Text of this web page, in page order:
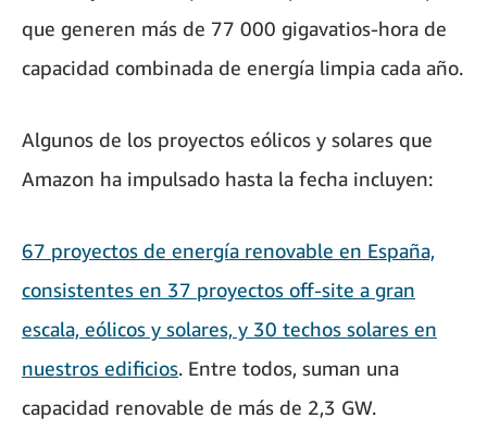
que generen más de 77 000 gigavatios-hora de
capacidad combinada de energía limpia cada año.
Algunos de los proyectos eólicos y solares que
Amazon ha impulsado hasta la fecha incluyen:
67 proyectos de energía renovable en España,
consistentes en 37 proyectos off-site a gran
escala, eólicos y solares, y 30 techos solares en
nuestros edificios. Entre todos, suman una
capacidad renovable de más de 2,3 GW.